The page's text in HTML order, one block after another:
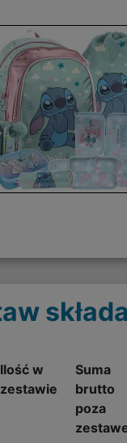
Ilość w
zestawie
Suma
brutto
poza